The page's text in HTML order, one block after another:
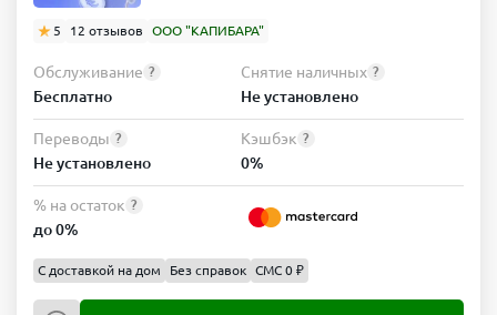
5 12 отзывов ООО "КАПИБАРА"
Обслуживание ?
Бесплатно
Снятие наличных ?
Не установлено
Переводы ?
Не установлено
Кэшбэк ?
0%
% на остаток ?
до 0%
С доставкой на дом Без справок СМС 0 ₽